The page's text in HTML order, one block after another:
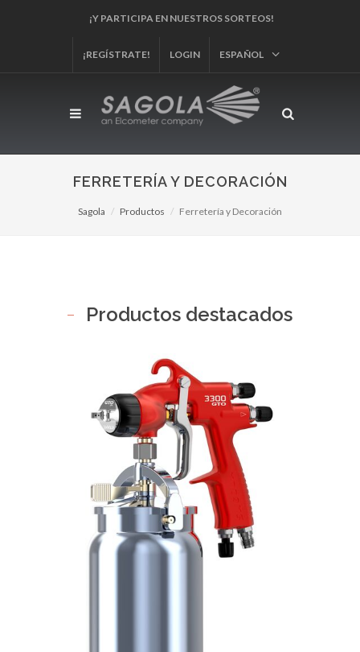
¡Y PARTICIPA EN NUESTROS SORTEOS!
¡REGÍSTRATE! LOGIN ESPAÑOL
FERRETERÍA Y DECORACIÓN
Sagola Productos Ferretería y Decoración
Productos destacados